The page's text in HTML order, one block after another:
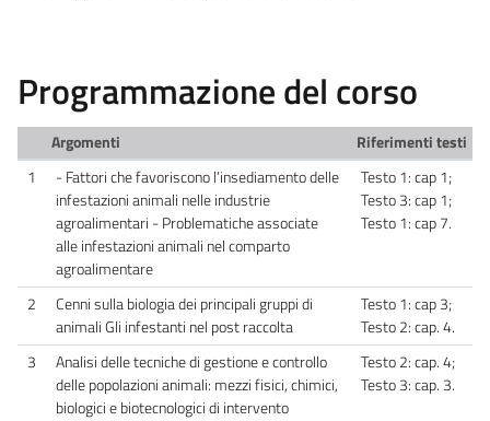
Programmazione del corso
Argomenti
Riferimenti testi
1
- Fattori che favoriscono l’insediamento delle
infestazioni animali nelle industrie
agroalimentari - Problematiche associate
alle infestazioni animali nel comparto
agroalimentare
Testo 1: cap 1;
Testo 3: cap 1;
Testo 1: cap 7.
2
Cenni sulla biologia dei principali gruppi di
animali Gli infestanti nel post raccolta
Testo 1: cap 3;
Testo 2: cap. 4.
3
Analisi delle tecniche di gestione e controllo
delle popolazioni animali: mezzi fisici, chimici,
biologici e biotecnologici di intervento
Testo 2: cap. 4;
Testo 3: cap. 3.